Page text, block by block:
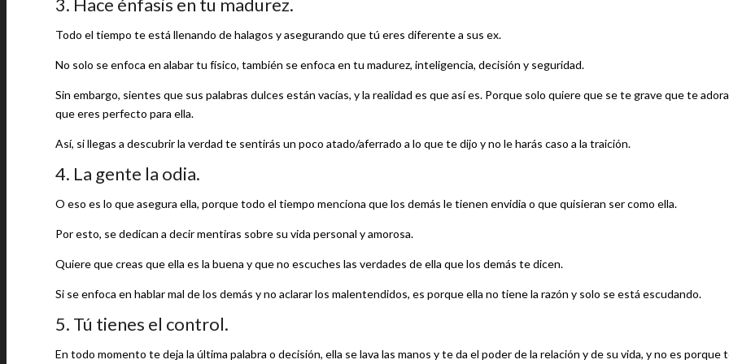
3. Hace énfasis en tu madurez.
Todo el tiempo te está llenando de halagos y asegurando que tú eres diferente a sus ex.
No solo se enfoca en alabar tu físico, también se enfoca en tu madurez, inteligencia, decisión y seguridad.
Sin embargo, sientes que sus palabras dulces están vacías, y la realidad es que así es. Porque solo quiere que se te grave que te
que eres perfecto para ella.
Así, si llegas a descubrir la verdad te sentirás un poco atado/aferrado a lo que te dijo y no le harás caso a la traición.
4. La gente la odia.
O eso es lo que asegura ella, porque todo el tiempo menciona que los demás le tienen envidia o que quisieran ser como ella.
Por esto, se dedican a decir mentiras sobre su vida personal y amorosa.
Quiere que creas que ella es la buena y que no escuches las verdades de ella que los demás te dicen.
Si se enfoca en hablar mal de los demás y no aclarar los malentendidos, es porque ella no tiene la razón y solo se está escudando.
5. Tú tienes el control.
En todo momento te deja la última palabra o decisión, ella se lava las manos y te da el poder de la relación y de su vida, y no es porque